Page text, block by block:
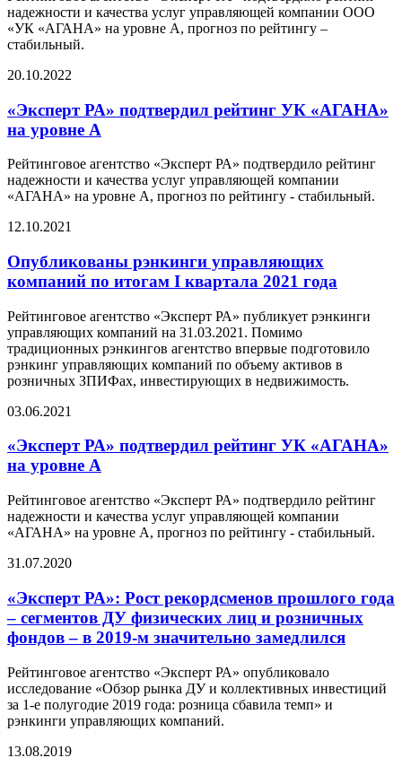
надежности и качества услуг управляющей компании ООО
«УК «АГАНА» на уровне А, прогноз по рейтингу –
стабильный.
20.10.2022
«Эксперт РА» подтвердил рейтинг УК «АГАНА»
на уровне А
Рейтинговое агентство «Эксперт РА» подтвердило рейтинг
надежности и качества услуг управляющей компании
«АГАНА» на уровне А, прогноз по рейтингу - стабильный.
12.10.2021
Опубликованы рэнкинги управляющих
компаний по итогам I квартала 2021 года
Рейтинговое агентство «Эксперт РА» публикует рэнкинги
управляющих компаний на 31.03.2021. Помимо
традиционных рэнкингов агентство впервые подготовило
рэнкинг управляющих компаний по объему активов в
розничных ЗПИФах, инвестирующих в недвижимость.
03.06.2021
«Эксперт РА» подтвердил рейтинг УК «АГАНА»
на уровне А
Рейтинговое агентство «Эксперт РА» подтвердило рейтинг
надежности и качества услуг управляющей компании
«АГАНА» на уровне А, прогноз по рейтингу - стабильный.
31.07.2020
«Эксперт РА»: Рост рекордсменов прошлого года
– сегментов ДУ физических лиц и розничных
фондов – в 2019-м значительно замедлился
Рейтинговое агентство «Эксперт РА» опубликовало
исследование «Обзор рынка ДУ и коллективных инвестиций
за 1-е полугодие 2019 года: розница сбавила темп» и
рэнкинги управляющих компаний.
13.08.2019